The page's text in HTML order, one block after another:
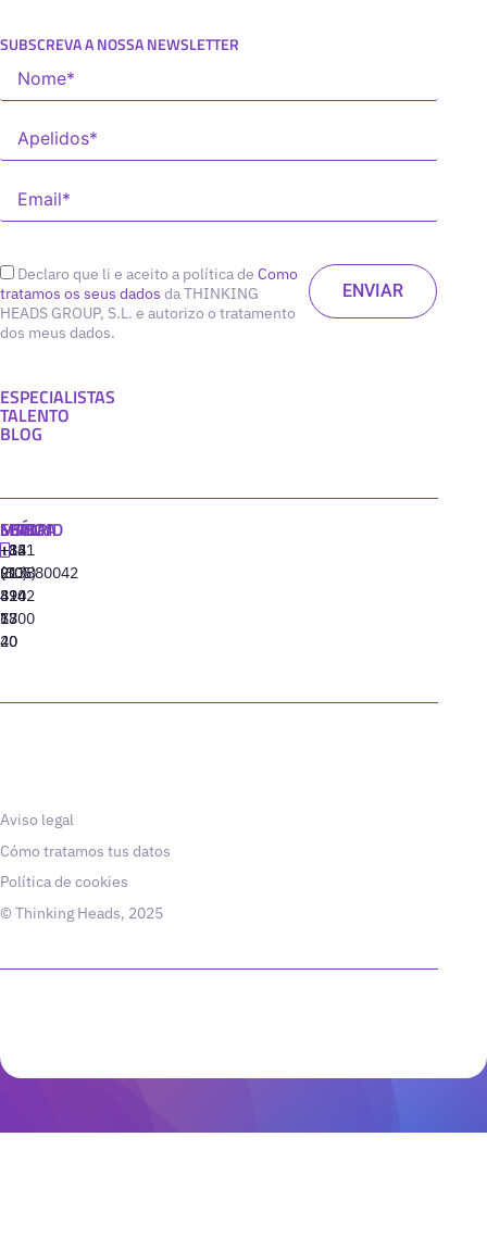
SUBSCREVA A NOSSA NEWSLETTER
Declaro que li e aceito a política de Como
tratamos os seus dados da THINKING
HEADS GROUP, S.L. e autorizo o tratamento
dos meus dados.
ESPECIALISTAS
TALENTO
BLOG
MADRID
+34
91
310
77
40
MIAMI
+1
(305)
424
13
20
SEÚL
+82
(10)
8942
6800
LISBOA
‪+351
213880042
Aviso legal
Cómo tratamos tus datos
Política de cookies
© Thinking Heads, 2025